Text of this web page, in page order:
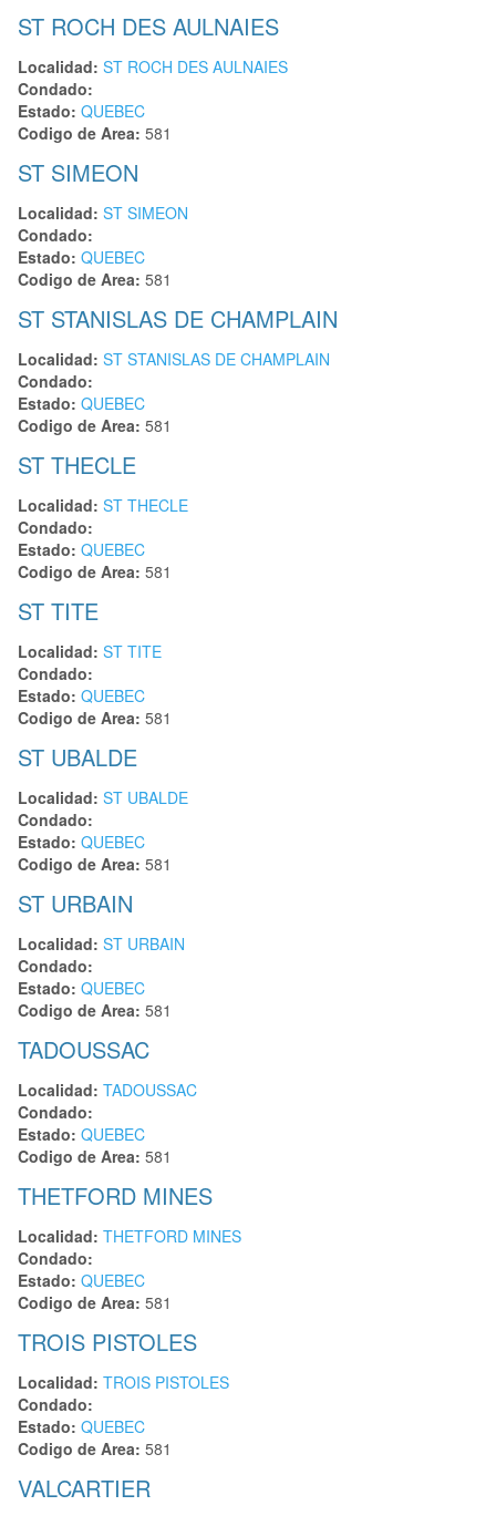
ST ROCH DES AULNAIES
Localidad: ST ROCH DES AULNAIES
Condado:
Estado: QUEBEC
Codigo de Area: 581
ST SIMEON
Localidad: ST SIMEON
Condado:
Estado: QUEBEC
Codigo de Area: 581
ST STANISLAS DE CHAMPLAIN
Localidad: ST STANISLAS DE CHAMPLAIN
Condado:
Estado: QUEBEC
Codigo de Area: 581
ST THECLE
Localidad: ST THECLE
Condado:
Estado: QUEBEC
Codigo de Area: 581
ST TITE
Localidad: ST TITE
Condado:
Estado: QUEBEC
Codigo de Area: 581
ST UBALDE
Localidad: ST UBALDE
Condado:
Estado: QUEBEC
Codigo de Area: 581
ST URBAIN
Localidad: ST URBAIN
Condado:
Estado: QUEBEC
Codigo de Area: 581
TADOUSSAC
Localidad: TADOUSSAC
Condado:
Estado: QUEBEC
Codigo de Area: 581
THETFORD MINES
Localidad: THETFORD MINES
Condado:
Estado: QUEBEC
Codigo de Area: 581
TROIS PISTOLES
Localidad: TROIS PISTOLES
Condado:
Estado: QUEBEC
Codigo de Area: 581
VALCARTIER